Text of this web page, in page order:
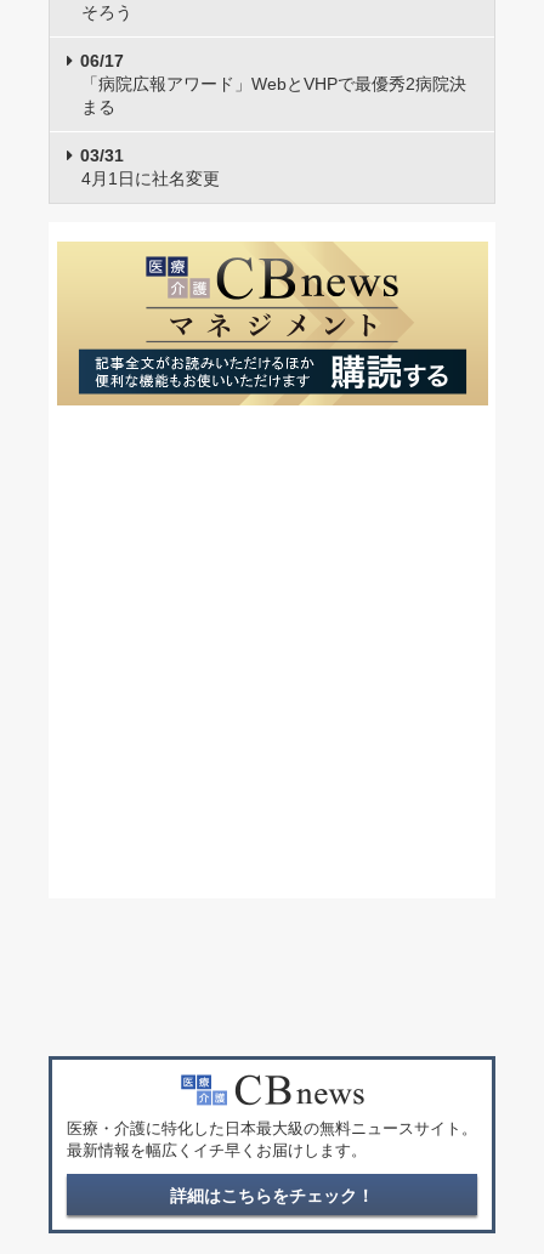
そろう
06/17
「病院広報アワード」WebとVHPで最優秀2病院決
まる
03/31
4月1日に社名変更
医療・介護に特化した日本最大級の無料ニュースサイト。
最新情報を幅広くイチ早くお届けします。
詳細はこちらをチェック！